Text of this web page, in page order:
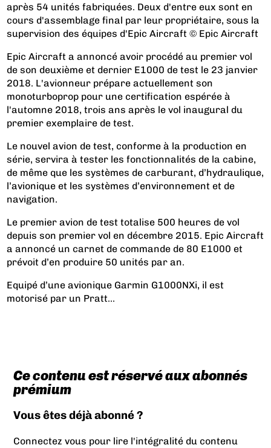
après 54 unités fabriquées. Deux d'entre eux sont en
cours d'assemblage final par leur propriétaire, sous la
supervision des équipes d'Epic Aircraft © Epic Aircraft
Epic Aircraft a annoncé avoir procédé au premier vol
de son deuxième et dernier E1000 de test le 23 janvier
2018. L'avionneur prépare actuellement son
monoturboprop pour une certification espérée à
l'automne 2018, trois ans après le vol inaugural du
premier exemplaire de test.
Le nouvel avion de test, conforme à la production en
série, servira à tester les fonctionnalités de la cabine,
de même que les systèmes de carburant, d’hydraulique,
l’avionique et les systèmes d’environnement et de
navigation.
Le premier avion de test totalise 500 heures de vol
depuis son premier vol en décembre 2015. Epic Aircraft
a annoncé un carnet de commande de 80 E1000 et
prévoit d’en produire 50 unités par an.
Equipé d’une avionique Garmin G1000NXi, il est
motorisé par un Pratt...
Ce contenu est réservé aux abonnés
prémium
Vous êtes déjà abonné ?
Connectez vous pour lire l'intégralité du contenu